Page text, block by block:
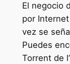
El negocio
por
vez se
Puedes
Torrent de